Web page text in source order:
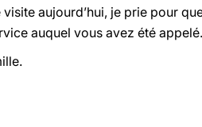
aujourd’hui, je prie pour
auquel vous avez été appelé.